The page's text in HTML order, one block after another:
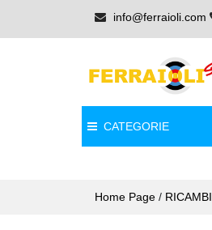
info@ferraioli.com
CATEGORIE
Home Page / RICAMBI